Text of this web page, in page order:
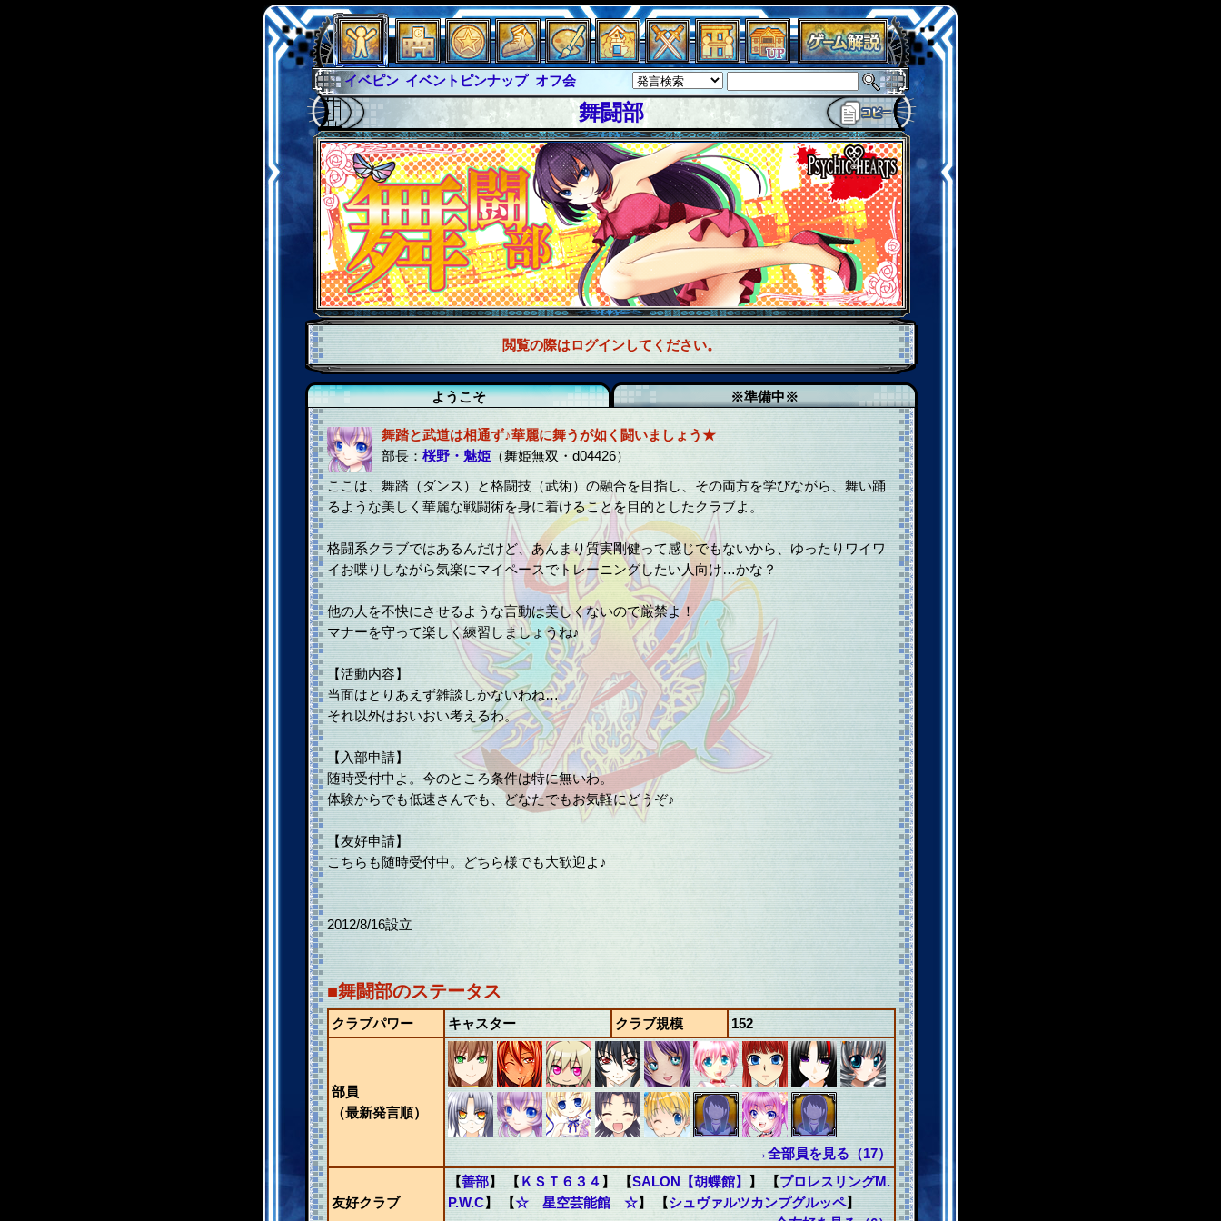
イベピン イベントピンナップ オフ会
グラシャ
グラシャ・ラボラス
グローバルジャスティス サイキックハーツ
サイキックハーツ大戦 シュラウド ソロモン
ファイナル アブソーバー
舞闘部
閲覧の際はログインしてください。
ようこそ ※準備中※
舞踏と武道は相通ず♪華麗に舞うが如く闘いましょう★
部長： 桜野・魅姫 （舞姫無双・d04426）
ここは、舞踏（ダンス）と格闘技（武術）の融合を目指し、その両方を学びながら、舞い踊
るような美しく華麗な戦闘術を身に着けることを目的としたクラブよ。
格闘系クラブではあるんだけど、あんまり質実剛健って感じでもないから、ゆったりワイワ
イお喋りしながら気楽にマイペースでトレーニングしたい人向け…かな？
他の人を不快にさせるような言動は美しくないので厳禁よ！
マナーを守って楽しく練習しましょうね♪
【活動内容】
当面はとりあえず雑談しかないわね…
それ以外はおいおい考えるわ。
【入部申請】
随時受付中よ。今のところ条件は特に無いわ。
体験からでも低速さんでも、どなたでもお気軽にどうぞ♪
【友好申請】
こちらも随時受付中。どちら様でも大歓迎よ♪
2012/8/16設立
■舞闘部のステータス
クラブパワー キャスター クラブ規模 152
部員
（最新発言順）
→全部員を見る（17）
友好クラブ
【善部】 【 ＫＳＴ６３４ 】 【SALON【胡蝶館】 】 【プロレスリングM.
P.W.C】 【☆ 星空芸能館 ☆】 【シュヴァルツカンプグルッペ】